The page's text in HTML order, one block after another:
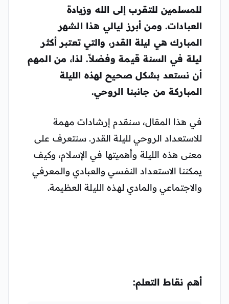
للمسلمين للتقرب إلى الله وزيادة
العبادات. ومن أبرز ليالي هذا الشهر
المبارك هي ليلة القدر، والتي تعتبر أكثر
ليلة في السنة قيمة وفضلاً. لذا، من المهم
أن نستعد بشكل صحيح لهذه الليلة
المباركة من جانبنا الروحي.
في هذا المقال، سنقدم إرشادات مهمة
للاستعداد الروحي لليلة القدر. سنتعرف على
معنى هذه الليلة وأهميتها في الإسلام، وكيف
يمكننا الاستعداد النفسي والعبادي والمعرفي
والاجتماعي والمادي لهذه الليلة العظيمة.
أهم نقاط التعلم: